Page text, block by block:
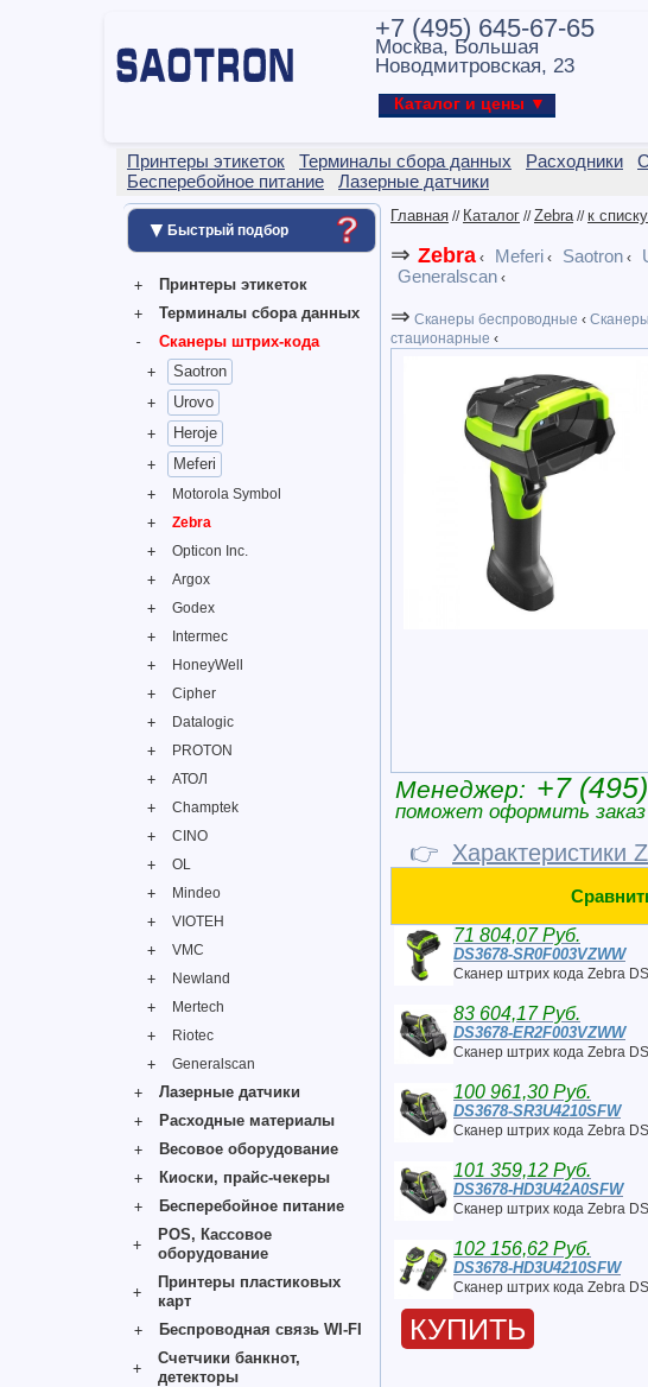
+7 (495) 645-67-65
Москва, Большая
Новодмитровская, 23
Каталог и цены ▼
Принтеры этикеток Терминалы сбора данных Расходники
Бесперебойное питание
Лазерные датчики
▼ Быстрый подбор ?
Принтеры этикеток
Терминалы сбора данных
Сканеры штрих-кода
Saotron
Urovo
Heroje
Meferi
Motorola Symbol
Zebra
Opticon Inc.
Argox
Godex
Intermec
HoneyWell
Cipher
Datalogic
PROTON
АТОЛ
Champtek
CINO
OL
Mindeo
VIOTEH
VMC
Newland
Mertech
Riotec
Generalscan
Лазерные датчики
Расходные материалы
Весовое оборудование
Киоски, прайс-чекеры
Бесперебойное питание
POS, Кассовое
оборудование
Принтеры пластиковых
карт
Беспроводная связь WI-FI
Счетчики банкнот,
детекторы
Главная // Каталог //Zebra//к
⇒ Zebra ‹ Meferi ‹ Saotron ‹
Generalscan ‹
⇒ Сканеры беспроводные ‹
стационарные ‹
Менеджер: +7
поможет оформить заказ
👉 Характеристики
71 804,07 Руб.
DS3678-SR0F003VZWW
Сканер штрих кода Zebra
83 604,17 Руб.
DS3678-ER2F003VZWW
Сканер штрих кода Zebra
100 961,30 Руб.
DS3678-SR3U4210SFW
Сканер штрих кода Zebra
101 359,12 Руб.
DS3678-HD3U42A0SFW
Сканер штрих кода Zebra
102 156,62 Руб.
DS3678-HD3U4210SFW
Сканер штрих кода Zebra
КУПИТЬ